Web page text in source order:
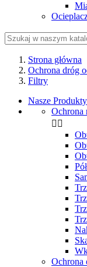
Strona główna
Ochrona dróg
Filtry
Nasze Produkty
Ochrona
 
Ochrona